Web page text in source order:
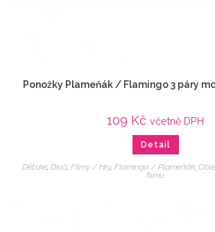
Ponožky Plameňák / Flamingo 3 páry
109 Kč včetně DPH
Detail
Dětské, Dívčí, Filmy / Hry, Flamingo / Plameňák,
filmu